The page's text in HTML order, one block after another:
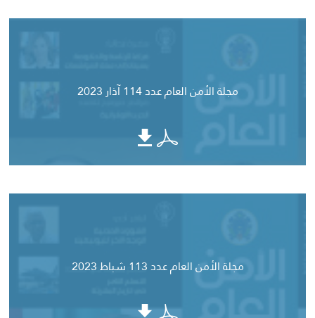
مجلة الأمن العام عدد 114 آذار 2023
مجلة الأمن العام عدد 113 شباط 2023